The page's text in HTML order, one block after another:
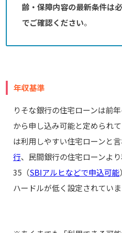
齢・保障内容の最新条件は
でご確認ください。
年収基準
りそな銀行の住宅ローンは前
から申し込み可能と定められ
は利用しやすい住宅ローンと
行、民間銀行の住宅ローンよ
35（SBIアルヒなどで申込可能
ハードルが低く設定されていま